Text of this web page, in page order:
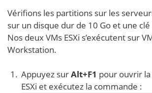
Vérifions les partitions sur les
sur un disque dur de 10 Go et une clé
Nos deux VMs ESXi s’exécutent sur
Workstation.
Appuyez surAlt+F1 pour ouvrir
ESXi et exécutez la commande :